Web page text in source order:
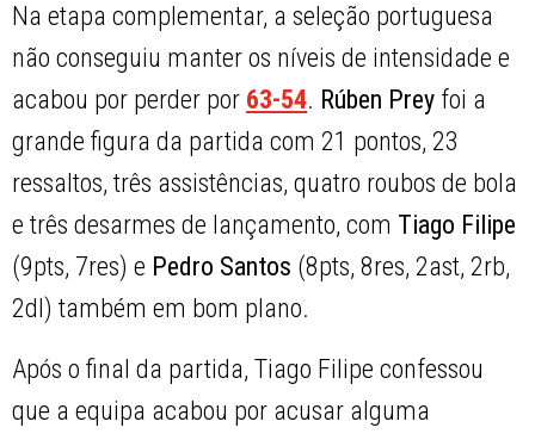
Na etapa complementar, a seleção portuguesa
não conseguiu manter os níveis de intensidade e
acabou por perder por 63-54. Rúben Prey foi a
grande figura da partida com 21 pontos, 23
ressaltos, três assistências, quatro roubos de bola
e três desarmes de lançamento, com Tiago Filipe
(9pts, 7res) e Pedro Santos (8pts, 8res, 2ast, 2rb,
2dl) também em bom plano.
Após o final da partida, Tiago Filipe confessou
que a equipa acabou por acusar alguma